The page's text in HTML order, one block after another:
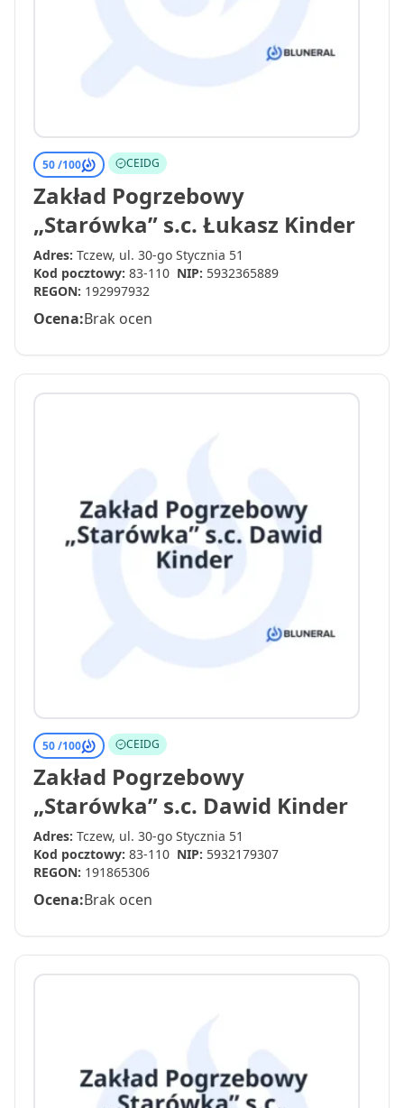
50 /100 CEIDG
Zakład Pogrzebowy
„Starówka” s.c. Łukasz Kinder
Adres: Tczew, ul. 30-go Stycznia 51
Kod pocztowy: 83-110 NIP: 5932365889
REGON: 192997932
Ocena:Brak ocen
50 /100 CEIDG
Zakład Pogrzebowy
„Starówka” s.c. Dawid Kinder
Adres: Tczew, ul. 30-go Stycznia 51
Kod pocztowy: 83-110 NIP: 5932179307
REGON: 191865306
Ocena:Brak ocen